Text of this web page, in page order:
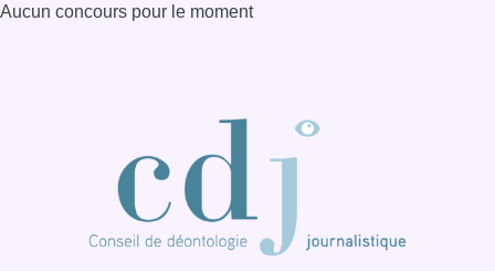
Aucun concours pour le moment